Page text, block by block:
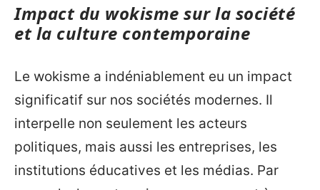
Impact du wokisme sur la société
et la culture contemporaine
Le wokisme a indéniablement eu un impact
significatif sur nos sociétés modernes. Il
interpelle non seulement les acteurs
politiques, mais aussi les entreprises, les
institutions éducatives et les médias. Par